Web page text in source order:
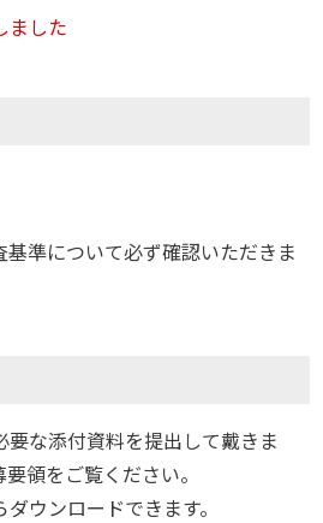
ました
準について必ず確認いただきま
な添付資料を提出して戴きま
領をご覧ください。
ウンロードできます。